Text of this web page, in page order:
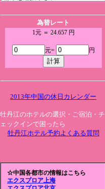
為替レート
1元 ＝ 24.657 円
元= 円
2013年中国の休日カレンダー
牡丹江のホテルの選択・ご宿泊・チ
ェックインで困ったら
牡丹江ホテル予約よくある質問
☆中国各都市の情報はこちら
エクスプロア上海